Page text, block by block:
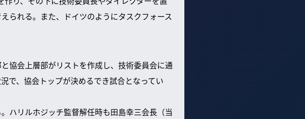
られる。また、ドイツのようにタスクフォース
協会上層部がリストを作成し、技術委員会に通
で、協会トップが決めるでき試合となってい
ハリルホジッチ監督解任時も田島幸三会長（当